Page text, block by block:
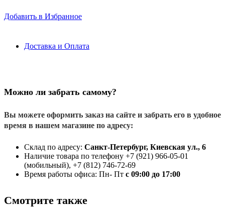
Добавить в Избранное
Доставка и Оплата
Можно ли забрать самому?
Вы можете оформить заказ на сайте и забрать его в удобное
время в нашем магазине по адресу:
Склад по адресу: Санкт-Петербург, Киевская ул., 6
Наличие товара по телефону +7 (921) 966-05-01
(мобильный), +7 (812) 746-72-69
Время работы офиса: Пн- Пт с 09:00 до 17:00
Смотрите также